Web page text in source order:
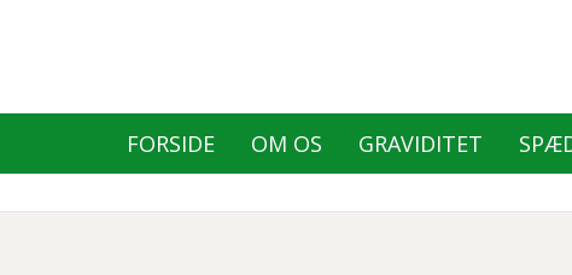
Primær
navigation
FORSIDE OM OS GRAVIDITET